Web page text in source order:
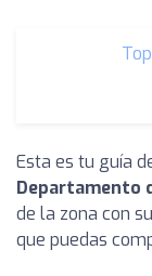
Esta es tu guía
Departamento
de la zona con
que puedas